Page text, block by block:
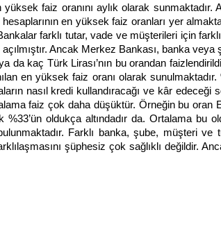
faiz oranını aylık olarak
en yüksek faiz oranları yer
farklı tutar, vade ve müşterileri için
Ancak Merkez Bankası, banka
da kaç Türk Lirası’nın bu orandan
en yüksek faiz oranı olarak
nasıl kredi kullandıracağı ve kâr edeceği
faiz çok daha düşüktür. Örneğin bu oran
oldukça altındadır da. Ortalama bu
Farklı banka, şube, müşteri ve
şüphesiz çok sağlıklı değildir.